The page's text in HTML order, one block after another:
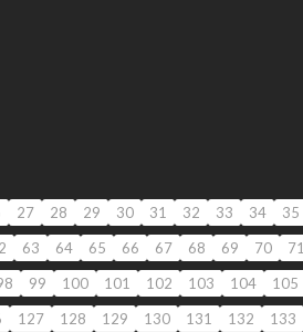
27 28 29 30 31 32 33 34
35
63 64 65 66 67 68 69 70
71
99 100 101 102 103 104
105
127 128 129 130 131 132
133